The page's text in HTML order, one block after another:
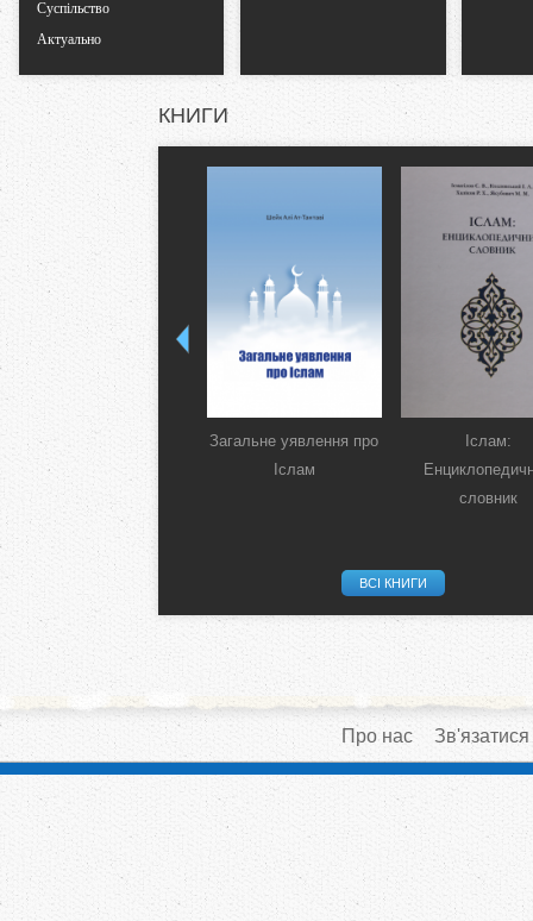
Суспільство
Актуально
КНИГИ
Загальне уявлення про
Іслам
Іслам:
словник
ВСІ КНИГИ
Про нас